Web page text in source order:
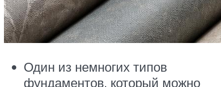
Один из немногих типов
фундаментов, который можно